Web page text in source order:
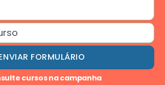
O valor de
cursos
pessoas e
retorno
FORMULÁRIO
cursos na campanha